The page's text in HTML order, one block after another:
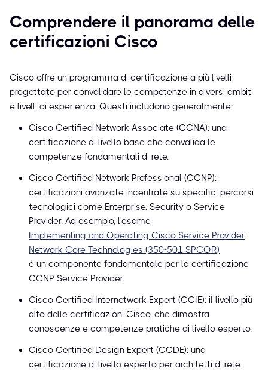
Comprendere il panorama delle
certificazioni Cisco
Cisco offre un programma di certificazione a più livelli
progettato per convalidare le competenze in diversi ambiti
e livelli di esperienza. Questi includono generalmente:
Cisco Certified Network Associate (CCNA): una
certificazione di livello base che convalida le
competenze fondamentali di rete.
Cisco Certified Network Professional (CCNP):
certificazioni avanzate incentrate su specifici percorsi
tecnologici come Enterprise, Security o Service
Provider. Ad esempio, l'esame
Implementing and Operating Cisco Service Provider
Network Core Technologies (350-501 SPCOR)
è un componente fondamentale per la certificazione
CCNP Service Provider.
Cisco Certified Internetwork Expert (CCIE): il livello più
alto delle certificazioni Cisco, che dimostra
conoscenze e competenze pratiche di livello esperto.
Cisco Certified Design Expert (CCDE): una
certificazione di livello esperto per architetti di rete.